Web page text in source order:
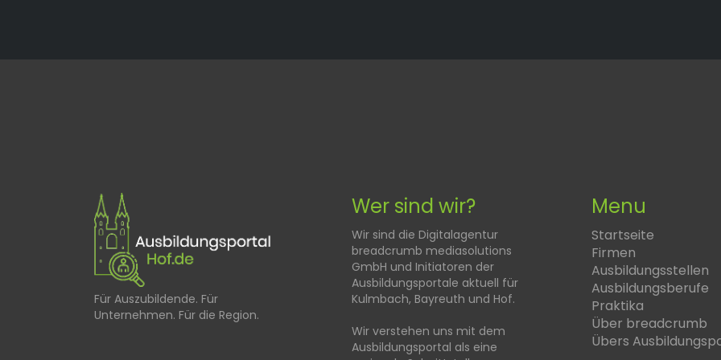
Für Auszubildende. Für
Unternehmen. Für die Region.
Wer sind wir?
Wir sind die Digitalagentur
breadcrumb mediasolutions
GmbH und Initiatoren der
Ausbildungsportale aktuell für
Kulmbach, Bayreuth und Hof.
Wir verstehen uns mit dem
Ausbildungsportal als eine
Menu
Startseite
Firmen
Ausbildungsstellen
Ausbildungsberufe
Praktika
Über breadcrumb
Übers